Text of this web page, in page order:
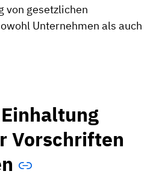
von gesetzlichen
Unternehmen als auch
Vorschriften